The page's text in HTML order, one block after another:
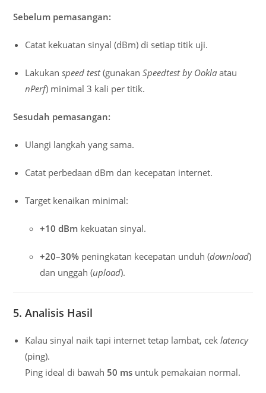
Sebelum pemasangan:
Catat kekuatan sinyal (dBm) di setiap titik uji.
Lakukanspeed test(gunakanSpeedtest by Ookla atau
nPerf) minimal 3 kali per titik.
Sesudah pemasangan:
Ulangi langkah yang sama.
Catat perbedaan dBm dan kecepatan internet.
Target kenaikan minimal:
+10 dBm kekuatan sinyal.
+20–30% peningkatan kecepatan unduh (download)
dan unggah (upload).
5. Analisis Hasil
Kalau sinyal naik tapi internet tetap lambat, ceklatency
(ping).
Ping ideal di bawah50 ms untuk pemakaian normal.